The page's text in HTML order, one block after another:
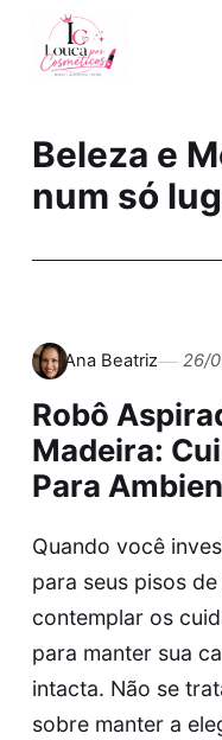
Beleza e
num só
Ana Beatriz 26/
Robô
Madeira:
Para
Quando você
para seus pisos
contemplar os
para manter sua
intacta. Não se
sobre manter a